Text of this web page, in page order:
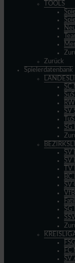
TOOLS
Zurück
Spielerdatenbank
SC
SV
SG
SV
SV
BC
SV
SG
FC
SV